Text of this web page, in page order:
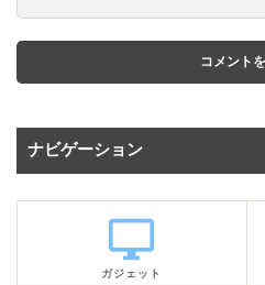
ナビゲーション
desktop_windows
ガジェット